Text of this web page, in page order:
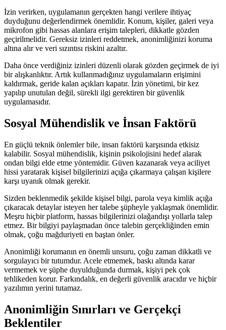
İzin verirken, uygulamanın gerçekten hangi verilere ihtiyaç
duyduğunu değerlendirmek önemlidir. Konum, kişiler, galeri veya
mikrofon gibi hassas alanlara erişim talepleri, dikkatle gözden
geçirilmelidir. Gereksiz izinleri reddetmek, anonimliğinizi koruma
altına alır ve veri sızıntısı riskini azaltır.
Daha önce verdiğiniz izinleri düzenli olarak gözden geçirmek de iyi
bir alışkanlıktır. Artık kullanmadığınız uygulamaların erişimini
kaldırmak, geride kalan açıkları kapatır. İzin yönetimi, bir kez
yapılıp unutulan değil, sürekli ilgi gerektiren bir güvenlik
uygulamasıdır.
Sosyal Mühendislik ve İnsan Faktörü
En güçlü teknik önlemler bile, insan faktörü karşısında etkisiz
kalabilir. Sosyal mühendislik, kişinin psikolojisini hedef alarak
ondan bilgi elde etme yöntemidir. Güven kazanarak veya aciliyet
hissi yaratarak kişisel bilgilerinizi açığa çıkarmaya çalışan kişilere
karşı uyanık olmak gerekir.
Sizden beklenmedik şekilde kişisel bilgi, parola veya kimlik açığa
çıkaracak detaylar isteyen her talebe şüpheyle yaklaşmak önemlidir.
Meşru hiçbir platform, hassas bilgilerinizi olağandışı yollarla talep
etmez. Bir bilgiyi paylaşmadan önce talebin gerçekliğinden emin
olmak, çoğu mağduriyeti en baştan önler.
Anonimliği korumanın en önemli unsuru, çoğu zaman dikkatli ve
sorgulayıcı bir tutumdur. Acele etmemek, baskı altında karar
vermemek ve şüphe duyulduğunda durmak, kişiyi pek çok
tehlikeden korur. Farkındalık, en değerli güvenlik aracıdır ve hiçbir
yazılımın yerini tutamaz.
Anonimliğin Sınırları ve Gerçekçi
Beklentiler